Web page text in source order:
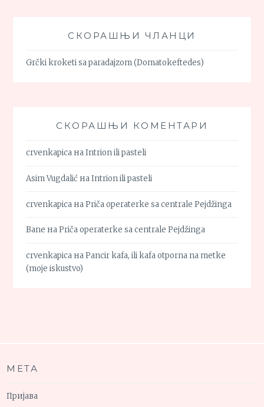
СКОРАШЊИ ЧЛАНЦИ
Grčki kroketi sa paradajzom (Domatokeftedes)
СКОРАШЊИ КОМЕНТАРИ
crvenkapica наIntrion ili pasteli
Asim Vugdalić наIntrion ili pasteli
crvenkapica наPriča operaterke sa centrale Pejdžinga
Bane наPriča operaterke sa centrale Pejdžinga
crvenkapica наPancir kafa, ili kafa otporna na metke
(moje iskustvo)
МЕТА
Пријава